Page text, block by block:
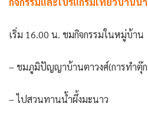
เริ่ม 16.00 น. ชมกิจกรรมในหมู่บ้าน
– ชมภูมิปัญญาบ้านตาวงศ์(การทำตุ๊
– ไปสวนทานน้ำผึ้งมะนาว